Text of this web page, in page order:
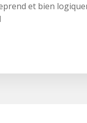
et bien